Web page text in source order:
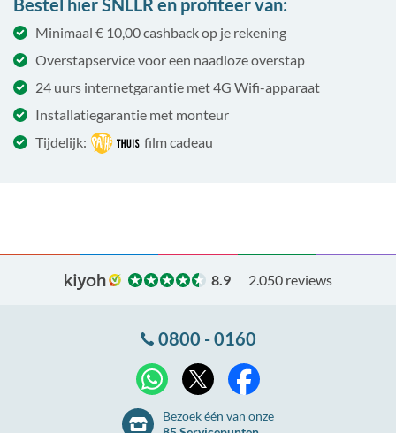
Bestel hier SNLLR en profiteer van:
Minimaal € 10,00 cashback op je rekening
Overstapservice voor een naadloze overstap
24 uurs internetgarantie met 4G Wifi-apparaat
Installatiegarantie met monteur
Tijdelijk:
film cadeau
8.9 2.050 reviews
0800 - 0160
WhatsApp
Bezoek één van onze